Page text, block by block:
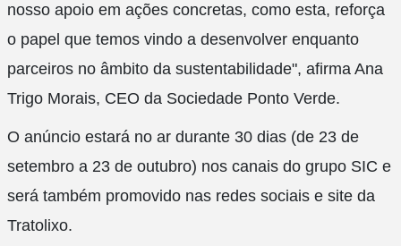
nosso apoio em ações concretas, como esta, reforça
o papel que temos vindo a desenvolver enquanto
parceiros no âmbito da sustentabilidade", afirma Ana
Trigo Morais, CEO da Sociedade Ponto Verde.
O anúncio estará no ar durante 30 dias (de 23 de
setembro a 23 de outubro) nos canais do grupo SIC e
será também promovido nas redes sociais e site da
Tratolixo.